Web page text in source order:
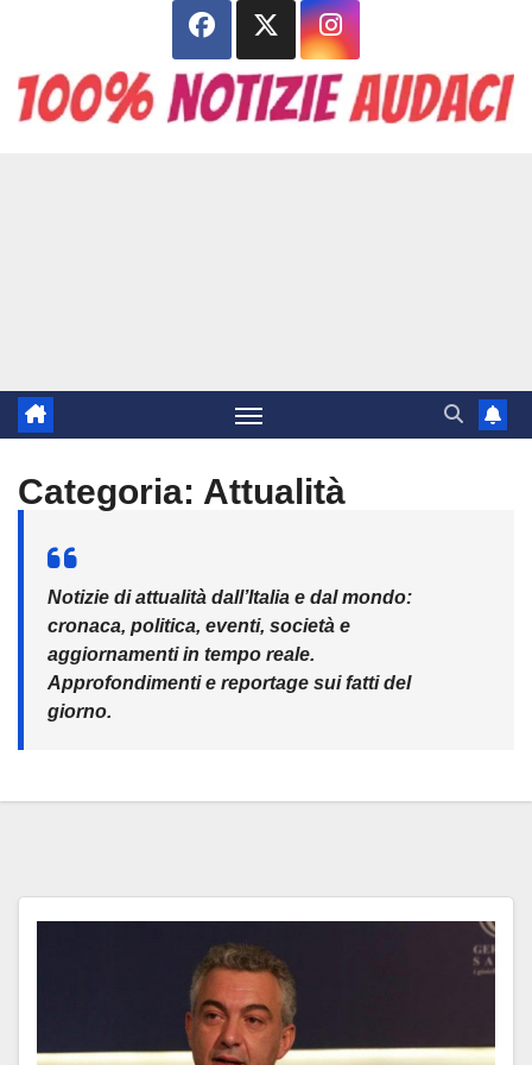
contenuto
Categoria: Attualità
Notizie di attualità dall’Italia e dal mondo:
cronaca, politica, eventi, società e
aggiornamenti in tempo reale.
Approfondimenti e reportage sui fatti del
giorno.